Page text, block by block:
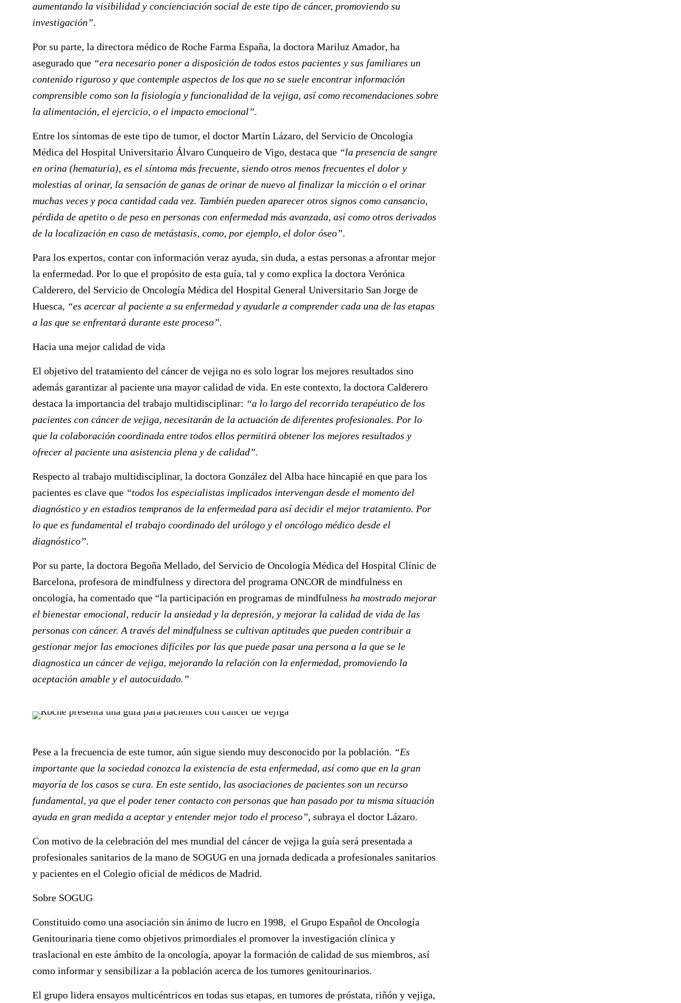
aumentando la visibilidad y concienciación social de este tipo de cáncer, promoviendo su
investigación”.
Por su parte, la directora médico de Roche Farma España, la doctora Mariluz Amador, ha
asegurado que “era necesario poner a disposición de todos estos pacientes y sus familiares un
contenido riguroso y que contemple aspectos de los que no se suele encontrar información
comprensible como son la fisiología y funcionalidad de la vejiga, así como recomendaciones sobre
la alimentación, el ejercicio, o el impacto emocional”.
Entre los síntomas de este tipo de tumor, el doctor Martín Lázaro, del Servicio de Oncología
Médica del Hospital Universitario Álvaro Cunqueiro de Vigo, destaca que “la presencia de sangre
en orina (hematuria), es el síntoma más frecuente, siendo otros menos frecuentes el dolor y
molestias al orinar, la sensación de ganas de orinar de nuevo al finalizar la micción o el orinar
muchas veces y poca cantidad cada vez. También pueden aparecer otros signos como cansancio,
pérdida de apetito o de peso en personas con enfermedad más avanzada, así como otros derivados
de la localización en caso de metástasis, como, por ejemplo, el dolor óseo”.
Para los expertos, contar con información veraz ayuda, sin duda, a estas personas a afrontar mejor
la enfermedad. Por lo que el propósito de esta guía, tal y como explica la doctora Verónica
Calderero, del Servicio de Oncología Médica del Hospital General Universitario San Jorge de
Huesca, “es acercar al paciente a su enfermedad y ayudarle a comprender cada una de las etapas
a las que se enfrentará durante este proceso”.
Hacia una mejor calidad de vida
El objetivo del tratamiento del cáncer de vejiga no es solo lograr los mejores resultados sino
además garantizar al paciente una mayor calidad de vida. En este contexto, la doctora Calderero
destaca la importancia del trabajo multidisciplinar: “a lo largo del recorrido terapéutico de los
pacientes con cáncer de vejiga, necesitarán de la actuación de diferentes profesionales. Por lo
que la colaboración coordinada entre todos ellos permitirá obtener los mejores resultados y
ofrecer al paciente una asistencia plena y de calidad”.
Respecto al trabajo multidisciplinar, la doctora González del Alba hace hincapié en que para los
pacientes es clave que “todos los especialistas implicados intervengan desde el momento del
diagnóstico y en estadios tempranos de la enfermedad para así decidir el mejor tratamiento. Por
lo que es fundamental el trabajo coordinado del urólogo y el oncólogo médico desde el
diagnóstico”.
Por su parte, la doctora Begoña Mellado, del Servicio de Oncología Médica del Hospital Clínic de
Barcelona, profesora de mindfulness y directora del programa ONCOR de mindfulness en
oncología, ha comentado que “la participación en programas de mindfulness ha mostrado mejorar
el bienestar emocional, reducir la ansiedad y la depresión, y mejorar la calidad de vida de las
personas con cáncer. A través del mindfulness se cultivan aptitudes que pueden contribuir a
gestionar mejor las emociones difíciles por las que puede pasar una persona a la que se le
diagnostica un cáncer de vejiga, mejorando la relación con la enfermedad, promoviendo la
aceptación amable y el autocuidado.”
Pese a la frecuencia de este tumor, aún sigue siendo muy desconocido por la población. “Es
importante que la sociedad conozca la existencia de esta enfermedad, así como que en la gran
mayoría de los casos se cura. En este sentido, las asociaciones de pacientes son un recurso
fundamental, ya que el poder tener contacto con personas que han pasado por tu misma situación
ayuda en gran medida a aceptar y entender mejor todo el proceso”, subraya el doctor Lázaro.
Con motivo de la celebración del mes mundial del cáncer de vejiga la guía será presentada a
profesionales sanitarios de la mano de SOGUG en una jornada dedicada a profesionales sanitarios
y pacientes en el Colegio oficial de médicos de Madrid.
Sobre SOGUG
Constituido como una asociación sin ánimo de lucro en 1998, el Grupo Español de Oncología
Genitourinaria tiene como objetivos primordiales el promover la investigación clínica y
traslacional en este ámbito de la oncología, apoyar la formación de calidad de sus miembros, así
como informar y sensibilizar a la población acerca de los tumores genitourinarios.
El grupo lidera ensayos multicéntricos en todas sus etapas, en tumores de próstata, riñón y vejiga,